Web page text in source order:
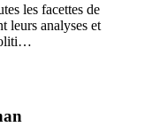
les facettes de
leurs analyses et
…